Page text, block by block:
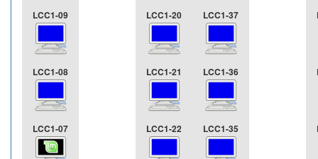
LCC1-09 LCC1-20 LCC1-37
LCC1-08 LCC1-21 LCC1-36
LCC1-07 LCC1-22 LCC1-35